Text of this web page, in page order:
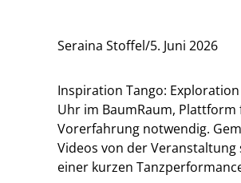
Seraina Stoffel/5. Juni 2026
Inspiration Tango:
Uhr im BaumRaum, Plattform
Vorerfahrung notwendig.
Videos von der
einer kurzen